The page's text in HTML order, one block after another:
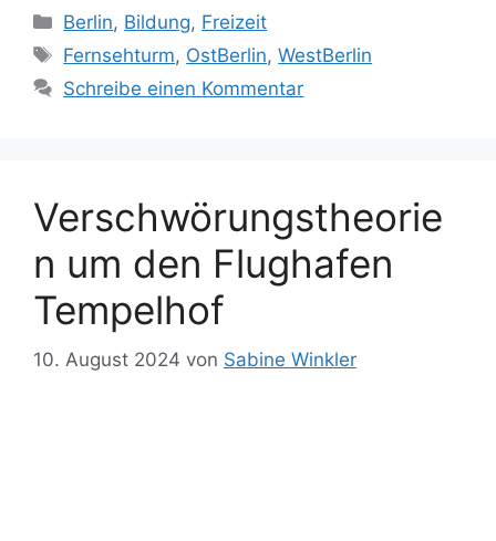
Kategorien
Berlin, Bildung, Freizeit
Schlagwörter
Fernsehturm, OstBerlin,WestBerlin
Schreibe einen Kommentar
Verschwörungstheorie
n um den Flughafen
Tempelhof
10. August 2024 von Sabine Winkler